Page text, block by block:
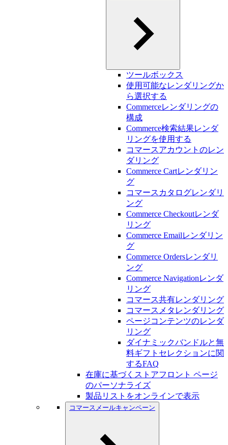
ツールボックス
使用可能なレンダリングか
ら選択する
Commerceレンダリングの
構成
Commerce検索結果レンダ
リングを使用する
コマースアカウントのレン
ダリング
Commerce Cartレンダリン
グ
コマースカタログレンダリ
ング
Commerce Checkoutレンダ
リング
Commerce Emailレンダリン
グ
Commerce Ordersレンダリ
ング
Commerce Navigationレンダ
リング
コマース共有レンダリング
コマースメタレンダリング
ページコンテンツのレンダ
リング
ダイナミックバンドルと無
料ギフトセレクションに関
するFAQ
在庫に基づくストアフロント ページ
のパーソナライズ
製品リストをオンラインで表示
コマースメールキャンペーン